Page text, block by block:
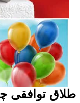
طلاق